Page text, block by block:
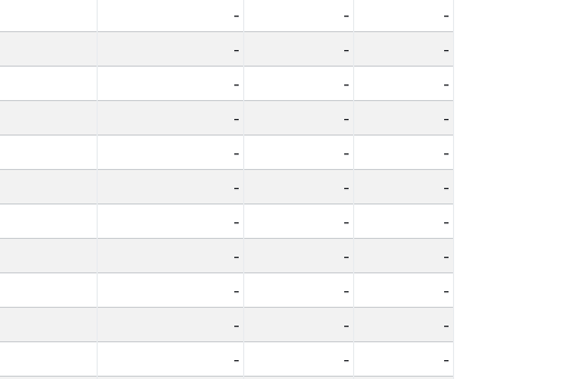
- -
-
- -
-
- -
-
- -
-
- -
-
- -
-
- -
-
- -
-
- -
-
- -
-
- -
-